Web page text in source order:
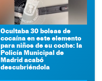
Ocultaba 30 bolsas de
cocaína en este elemento
para niños de su coche: la
Policía Municipal de
Madrid acabó
descubriéndola